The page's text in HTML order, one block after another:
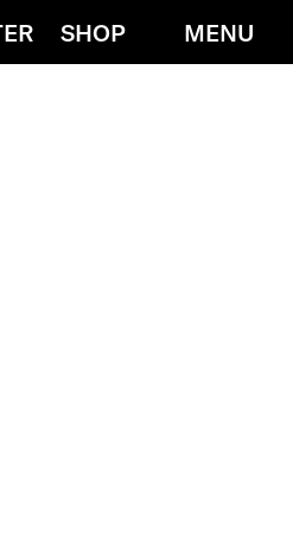
SHOP MENU